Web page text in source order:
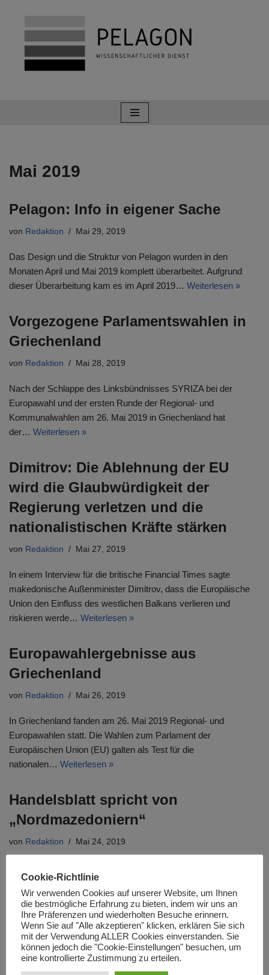
Zum
Inhalt
springen
Mai 2019
Pelagon: Info in eigener Sache
von Redaktion Mai 29, 2019
Das Design und die Struktur von Pelagon wurden in den
Monaten April und Mai 2019 komplett überarbeitet. Aufgrund
dieser Überarbeitung kam es im April 2019… Weiterlesen »
Vorgezogene Parlamentswahlen in
Griechenland
von Redaktion Mai 28, 2019
Nach der Schlappe des Linksbündnisses SYRIZA bei der
Europawahl und der ersten Runde der Regional- und
Kommunalwahlen am 26. Mai 2019 in Griechenland hat
der… Weiterlesen »
Dimitrov: Die Ablehnung der EU
wird die Glaubwürdigkeit der
Regierung verletzen und die
nationalistischen Kräfte stärken
von Redaktion Mai 27, 2019
In einem Interview für die britische Financial Times sagte
makedonische Außenminister Dimitrov, dass die Europäische
Union den Einfluss des westlichen Balkans verlieren und
riskieren werde… Weiterlesen »
Europawahlergebnisse aus
Griechenland
von Redaktion Mai 26, 2019
In Griechenland fanden am 26. Mai 2019 Regional- und
Europawahlen statt. Die Wahlen zum Parlament der
Europäischen Union (EU) galten als Test für die
nationalen… Weiterlesen »
Handelsblatt spricht von
„Nordmazedoniern“
von Redaktion Mai 24, 2019
mazedonischen Koch berichtet, welcher in Nordmazedonien
traditionelle Gerichte mit Rezepten aus aller Welt kombiniert.
Dies bedeutet…Weiterlesen »
Tamara Todevska aus Nord-
Makedonien erreichte beim ESC
Cookie-Richtlinie
Wir verwenden Cookies auf unserer Website, um Ihnen
die bestmögliche Erfahrung zu bieten, indem wir uns an
Ihre Präferenzen und wiederholten Besuche erinnern.
Wenn Sie auf "Alle akzeptieren" klicken, erklären Sie sich
mit der Verwendung ALLER Cookies einverstanden. Sie
können jedoch die "Cookie-Einstellungen" besuchen, um
eine kontrollierte Zustimmung zu erteilen.